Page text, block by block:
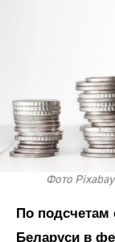
Фото
По подсчетам
Беларуси в